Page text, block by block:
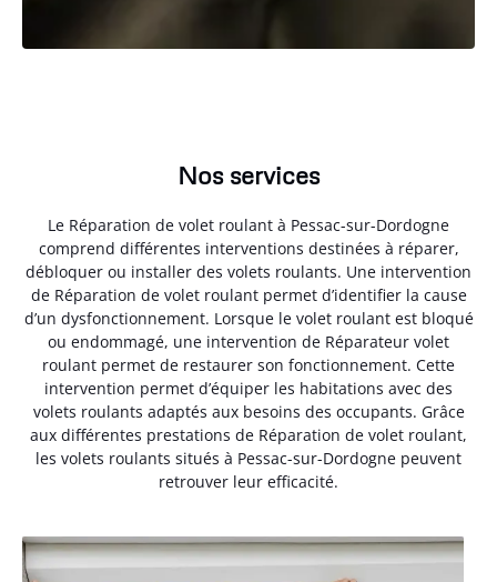
Nos services
Le Réparation de volet roulant à Pessac-sur-Dordogne
comprend différentes interventions destinées à réparer,
débloquer ou installer des volets roulants. Une intervention
de Réparation de volet roulant permet d’identifier la cause
d’un dysfonctionnement. Lorsque le volet roulant est bloqué
ou endommagé, une intervention de Réparateur volet
roulant permet de restaurer son fonctionnement. Cette
intervention permet d’équiper les habitations avec des
volets roulants adaptés aux besoins des occupants. Grâce
aux différentes prestations de Réparation de volet roulant,
les volets roulants situés à Pessac-sur-Dordogne peuvent
retrouver leur efficacité.